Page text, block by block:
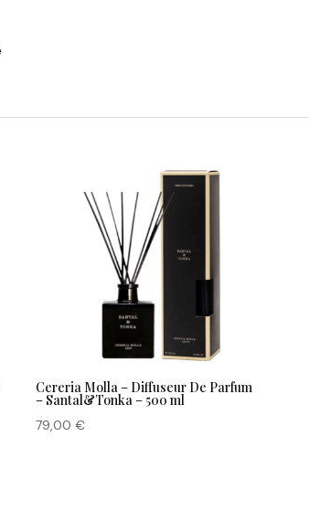
Cereria Molla – Diffuseur De Parfum
– Santal&Tonka – 500 ml
79,00€